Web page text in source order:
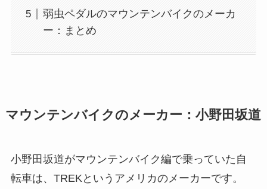
弱虫ペダルのマウンテンバイクのメーカ
ー：まとめ
マウンテンバイクのメーカー：小野田坂道
小野田坂道がマウンテンバイク編で乗っていた自
転車は、TREKというアメリカのメーカーです。